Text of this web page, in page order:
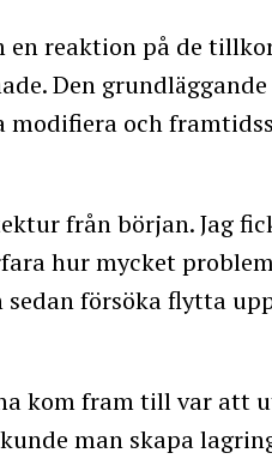
en reaktion på de
Den
modifiera och
från början. Jag
hur mycket
försöka flytta
kom fram till var att
man skapa